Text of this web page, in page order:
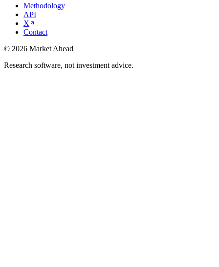
Methodology
API
X
Contact
© 2026 Market Ahead
Research software, not investment advice.